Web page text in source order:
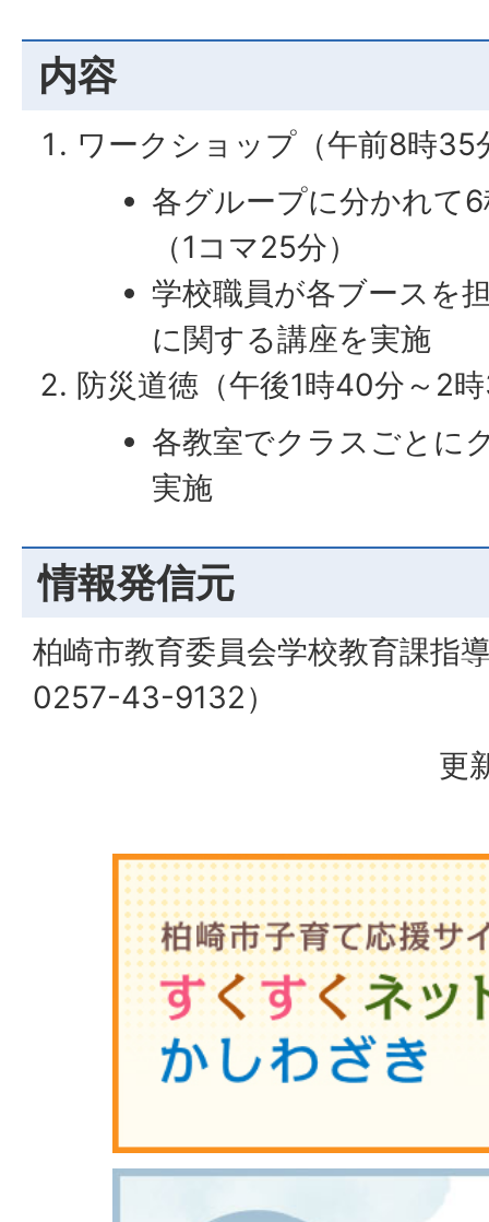
内容
ワークショップ（午前8時
各グループに分かれて
（1コマ25分）
学校職員が各ブースを
に関する講座を実施
防災道徳（午後1時40分～2
各教室でクラスごとに
実施
情報発信元
柏崎市教育委員会学校教育課指
0257-43-9132）
更